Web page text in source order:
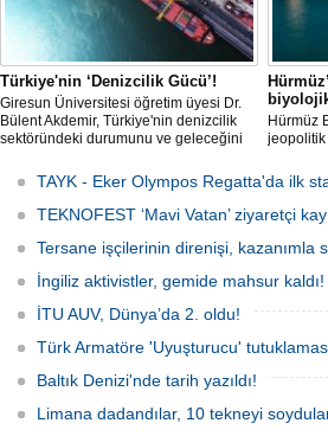
Türkiye'nin ‘Denizcilik Gücü’!
Giresun Üniversitesi öğretim üyesi Dr.
Bülent Akdemir, Türkiye'nin denizcilik
sektöründeki durumunu ve geleceğini
Hürmüz
jeopolitik
istilacı
üreme
TAYK - Eker Olympos Regatta'da ilk
TEKNOFEST ‘Mavi Vatan’ ziyaretçi
Tersane işçilerinin direnişi, kazanımla
İngiliz aktivistler, gemide mahsur kaldı!
İTU AUV, Dünya’da 2. oldu!
Türk Armatöre 'Uyuşturucu'
Baltık Denizi'nde tarih yazıldı!
Limana dadandılar, 10 tekneyi